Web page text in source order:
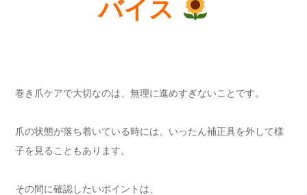
バイス
巻き爪ケアで大切なのは、無理に進めすぎないことです。
爪の状態が落ち着いている時には、いったん補正具を外して様
子を見ることもあります。
その間に確認したいポイントは、